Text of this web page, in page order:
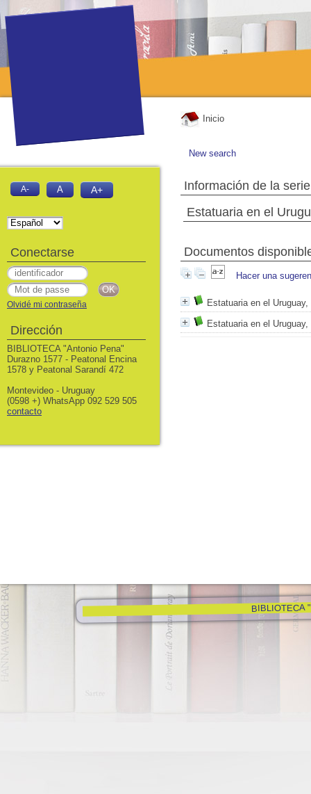
Inicio
New search
Información de la serie
Estatuaria en el
Documentos
Hacer una
Estatuaria en el
Estatuaria en el
BIBLIOTECA
A- A A+
Conectarse
Olvidé mi contraseña
Dirección
BIBLIOTECA "Antonio Pena"
Durazno 1577 - Peatonal Encina
1578 y Peatonal Sarandí 472
Montevideo - Uruguay
(0598 +) WhatsApp 092 529 505
contacto